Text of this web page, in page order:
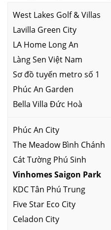
West Lakes Golf & Villas
Lavilla Green City
LA Home Long An
Làng Sen Việt Nam
Sơ đồ tuyến metro số 1
Phúc An Garden
Bella Villa Đức Hoà
Phúc An City
The Meadow Bình Chánh
Cát Tường Phú Sinh
Vinhomes Saigon Park
KDC Tân Phú Trung
Five Star Eco City
Celadon City